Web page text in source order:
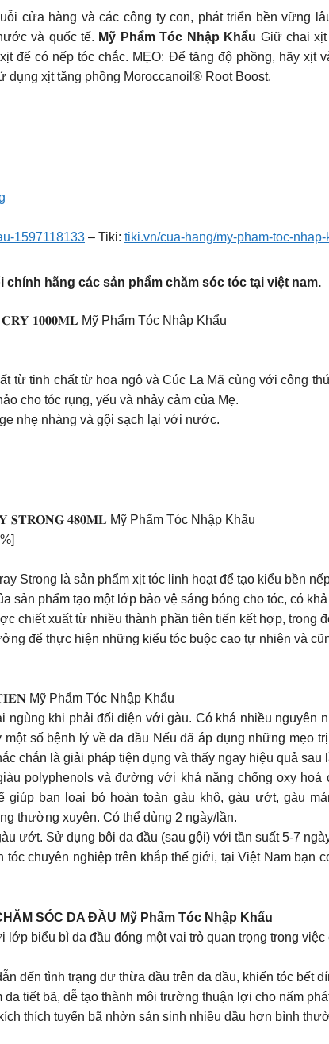
cửa hàng và các công ty con, phát triển bền vững
và quốc tế. Mỹ Phẩm Tóc Nhập Khẩu Giữ chai
để có nếp tóc chắc. MẸO: Để tăng độ phồng, hãy xịt
dụng xịt tăng phồng Moroccanoil® Root Boost.
1597118133 – Tiki: tiki.vn/cua-hang/my-pham-toc-nhap-
hãng các sản phẩm chăm sóc tóc tại việt nam.
𝟏𝟎𝟎𝟎𝐌𝐋 Mỹ Phẩm Tóc Nhập Khẩu
từ tinh chất từ hoa ngô và Cúc La Mã cùng với công
cho tóc rụng, yếu và nhảy cảm của Mẹ.
nhẹ nhàng và gội sạch lại với nước.
𝟒𝟖𝟎𝐌𝐋 Mỹ Phẩm Tóc Nhập Khẩu
Strong là sản phẩm xịt tóc linh hoạt để tạo kiểu bền
sản phẩm tạo một lớp bảo vệ sáng bóng cho tóc, có
chiết xuất từ nhiều thành phần tiên tiến kết hợp, trong
để thực hiện những kiểu tóc buộc cao tự nhiên và
Mỹ Phẩm Tóc Nhập Khẩu
ngùng khi phải đối diện với gàu. Có khá nhiều nguyên
số bệnh lý về da đầu Nếu đã áp dụng những mẹo
chắn là giải pháp tiện dụng và thấy ngay hiệu quả sau
polyphenols và đường với khả năng chống oxy
giúp bạn loại bỏ hoàn toàn gàu khô, gàu ướt, gàu
thường xuyên. Có thể dùng 2 ngày/lần.
ướt. Sử dụng bôi da đầu (sau gội) với tần suất 5-7
chuyên nghiệp trên khắp thế giới, tại Việt Nam bạn
SÓC DA ĐẦU Mỹ Phẩm Tóc Nhập Khẩu
biểu bì da đầu đóng một vai trò quan trọng trong việc
đến tình trạng dư thừa dầu trên da đầu, khiến tóc bết
tiết bã, dễ tạo thành môi trường thuận lợi cho nấm
thích tuyến bã nhờn sản sinh nhiều dầu hơn bình